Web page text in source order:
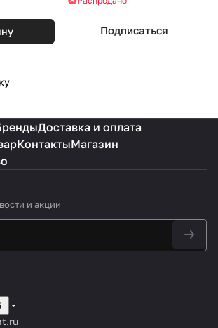
Подписаться
Доставка и оплата
КонтактыМагазин
и акции